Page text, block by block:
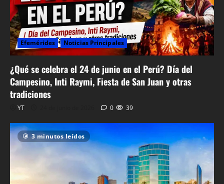
Efemérides Noticias Principales
¿Qué se celebra el 24 de junio en el Perú? Día del
Campesino, Inti Raymi, Fiesta de San Juan y otras
tradiciones
YT 0 39
3 minutos leídos